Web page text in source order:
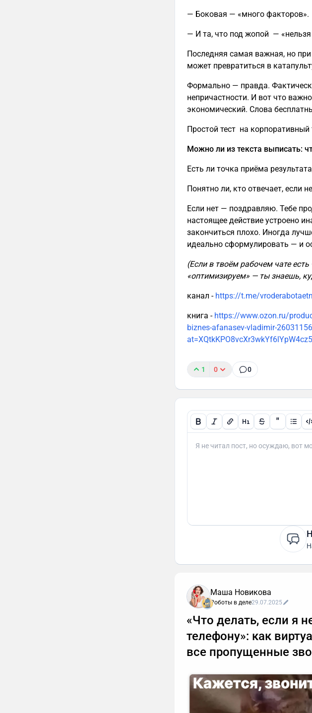
— Боковая — «много факторов».
— И та, что под жопой — «нельзя
Последняя самая важная, но
может превратиться в
Формально — правда.
непричастности. И вот что
экономический. Слова
Простой тест на корпоративный
Можно ли из текста выписать:
Есть ли точка приёма
Понятно ли, кто отвечает, если
Если нет — поздравляю. Тебе
настоящее действие устроено
закончиться плохо. Иногда
идеально сформулировать — и
(Если в твоём рабочем чате
«оптимизируем» — ты знаешь,
канал - https://t.me/
книга - https://www.ozon.ru/
biznes-afanasev-vladimir-
1 0 0
"
Маша Новикова
Роботы в деле29.07.2025
«Что делать, если я
телефону»: как
все пропущенные